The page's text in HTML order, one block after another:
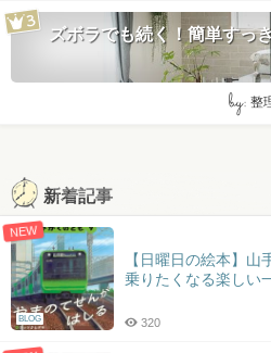
ズボラでも続く！簡単すっ
by: 整
新着記事
NEW
BLOG
【日曜日の絵本】
乗りたくなる楽しい
320